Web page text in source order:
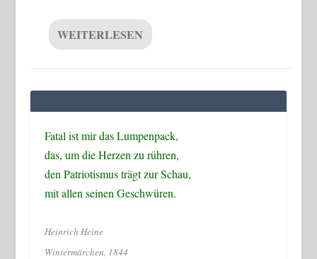
WEITERLESEN
Fatal ist mir das Lumpenpack,
das, um die Herzen zu rühren,
den Patriotismus trägt zur Schau,
mit allen seinen Geschwüren.
Heinrich Heine
Wintermärchen, 1844